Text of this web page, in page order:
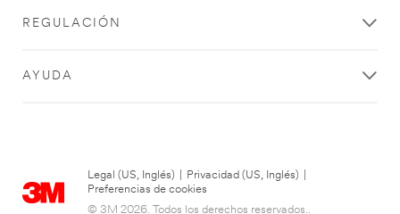
REGULACIÓN
AYUDA
Legal (US, Inglés) Privacidad (US, Inglés)
Preferencias de cookies
© 3M 2026. Todos los derechos reservados..